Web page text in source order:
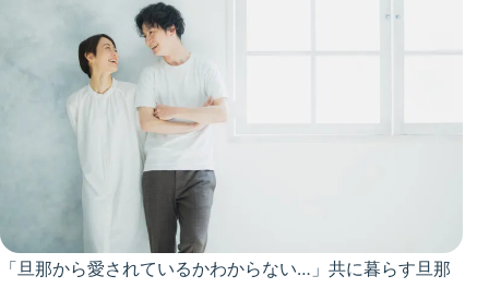
「旦那から愛されているかわからない…」共に暮らす旦那